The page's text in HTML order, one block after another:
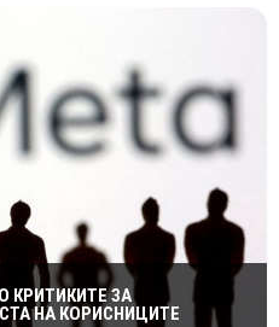
КРИТИКИТЕ ЗА
НА КОРИСНИЦИТЕ